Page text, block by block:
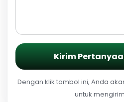
Kirim
Dengan klik tombol ini, Anda
untuk